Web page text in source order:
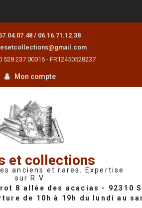
/ 06.16.71.12.38
528 237 00016 - FR12450528237
Mon compte
et collections
anciens et rares. Expertise
sur R.V.